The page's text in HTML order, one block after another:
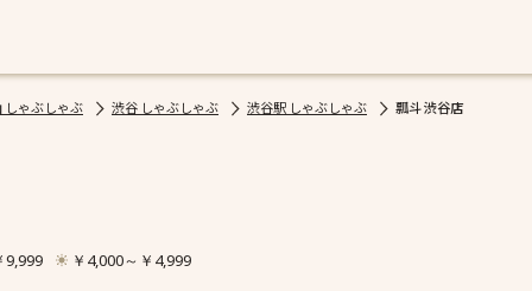
しゃぶしゃぶ 渋谷 しゃぶしゃぶ 渋谷駅 しゃぶしゃぶ 瓢斗 渋谷店
9,999 ￥4,000～￥4,999